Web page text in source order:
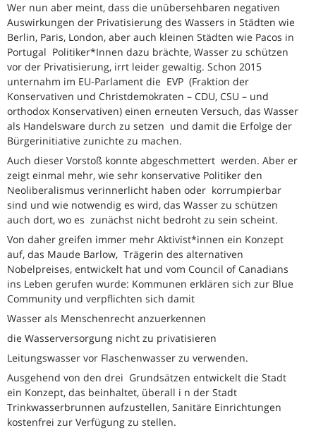
Wer nun aber meint, dass die unübersehbaren negativen
Auswirkungen der Privatisierung des Wassers in Städten wie
Berlin, Paris, London, aber auch kleinen Städten wie Pacos in
Portugal Politiker*Innen dazu brächte, Wasser zu schützen
vor der Privatisierung, irrt leider gewaltig. Schon 2015
unternahm im EU-Parlament die EVP (Fraktion der
Konservativen und Christdemokraten – CDU, CSU – und
orthodox Konservativen) einen erneuten Versuch, das Wasser
als Handelsware durch zu setzen und damit die Erfolge der
Bürgerinitiative zunichte zu machen.
Auch dieser Vorstoß konnte abgeschmettert werden. Aber er
zeigt einmal mehr, wie sehr konservative Politiker den
Neoliberalismus verinnerlicht haben oder korrumpierbar
sind und wie notwendig es wird, das Wasser zu schützen
auch dort, wo es zunächst nicht bedroht zu sein scheint.
Von daher greifen immer mehr Aktivist*innen ein Konzept
auf, das Maude Barlow, Trägerin des alternativen
Nobelpreises, entwickelt hat und vom Council of Canadians
ins Leben gerufen wurde: Kommunen erklären sich zur Blue
Community und verpflichten sich damit
Wasser als Menschenrecht anzuerkennen
die Wasserversorgung nicht zu privatisieren
Leitungswasser vor Flaschenwasser zu verwenden.
Ausgehend von den drei Grundsätzen entwickelt die Stadt
ein Konzept, das beinhaltet, überall i n der Stadt
Trinkwasserbrunnen aufzustellen, Sanitäre Einrichtungen
kostenfrei zur Verfügung zu stellen.